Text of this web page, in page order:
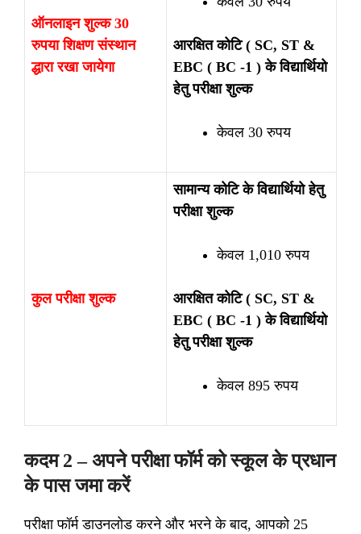
ऑनलाइन शुल्क 30
रुपया शिक्षण संस्थान
द्धारा रखा जायेगा
आरक्षित कोटि ( SC, ST &
EBC ( BC -1 ) के विद्यार्थियो
हेतु परीक्षा शुल्क
केवल 30 रुपय
कुल परीक्षा शुल्क
सामान्य कोटि के विद्यार्थियो हेतु
परीक्षा शुल्क
केवल 1,010 रुपय
आरक्षित कोटि ( SC, ST &
EBC ( BC -1 ) के विद्यार्थियो
हेतु परीक्षा शुल्क
केवल 895 रुपय
कदम 2 – अपने परीक्षा फॉर्म को स्कूल के प्रधान
के पास जमा करें
परीक्षा फॉर्म डाउनलोड करने और भरने के बाद, आपको 25